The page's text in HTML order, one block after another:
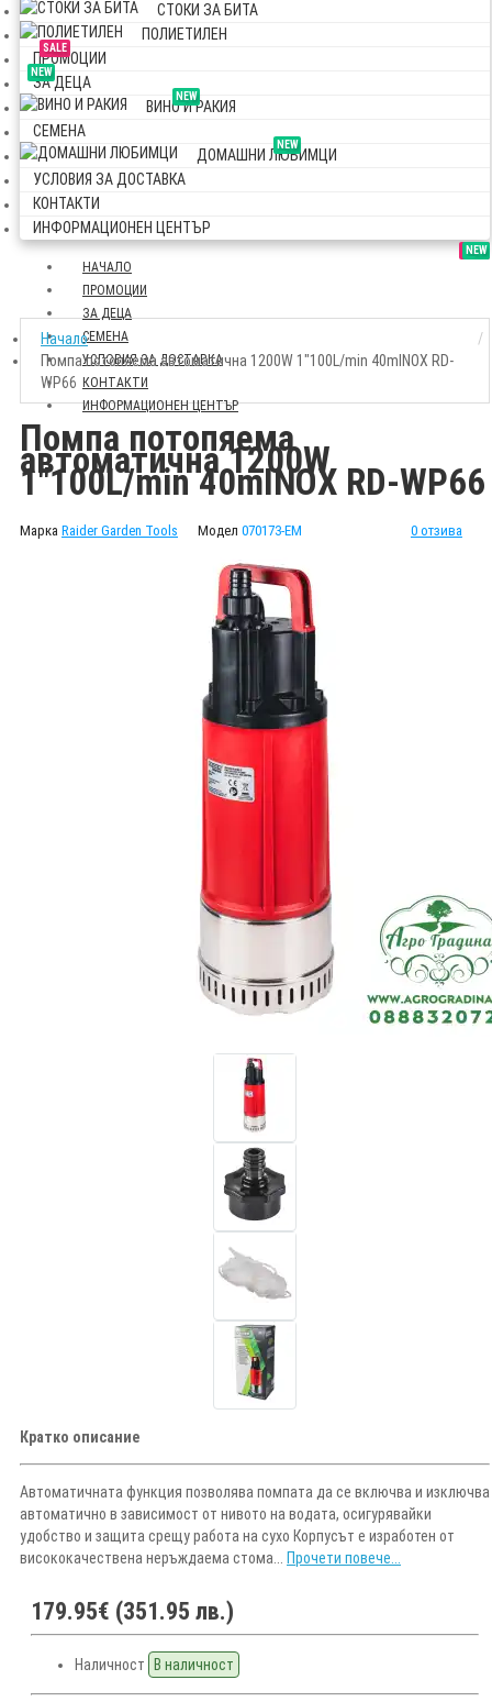
СТОКИ ЗА БИТА
ПОЛИЕТИЛЕН
SALE
ПРОМОЦИИ
NEW
ЗА ДЕЦА
NEW
ВИНО И РАКИЯ
СЕМЕНА
NEW
ДОМАШНИ ЛЮБИМЦИ
УСЛОВИЯ ЗА ДОСТАВКА
КОНТАКТИ
ИНФОРМАЦИОНЕН ЦЕНТЪР
НАЧАЛО
SALE
ПРОМОЦИИ
NEW
ЗА ДЕЦА
СЕМЕНА
УСЛОВИЯ ЗА ДОСТАВКА
КОНТАКТИ
ИНФОРМАЦИОНЕН ЦЕНТЪР
Начало
Помпа потопяема автоматична 1200W 1"100L/min 40mINOX RD-
WP66
Помпа потопяема
автоматична 1200W
1"100L/min 40mINOX RD-WP66
Марка Raider Garden Tools Модел 070173-EM 0 отзива
Кратко описание
Автоматичната функция позволява помпата да се включва и изключва
автоматично в зависимост от нивото на водата, осигурявайки
удобство и защита срещу работа на сухо Корпусът е изработен от
висококачествена неръждаема стома... Прочети повече...
179.95€ (351.95 лв.)
Наличност В наличност